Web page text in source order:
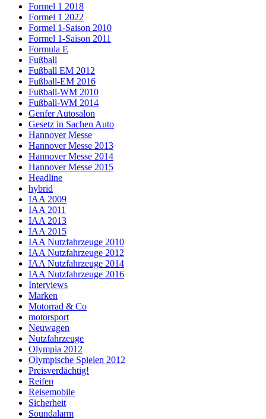
Formel 1 2018
Formel 1 2022
Formel 1-Saison 2010
Formel 1-Saison 2011
Formula E
Fußball
Fußball EM 2012
Fußball-EM 2016
Fußball-WM 2010
Fußball-WM 2014
Genfer Autosalon
Gesetz in Sachen Auto
Hannover Messe
Hannover Messe 2013
Hannover Messe 2014
Hannover Messe 2015
Headline
hybrid
IAA 2009
IAA 2011
IAA 2013
IAA 2015
IAA Nutzfahrzeuge 2010
IAA Nutzfahrzeuge 2012
IAA Nutzfahrzeuge 2014
IAA Nutzfahrzeuge 2016
Interviews
Marken
Motorrad & Co
motorsport
Neuwagen
Nutzfahrzeuge
Olympia 2012
Olympische Spielen 2012
Preisverdächtig!
Reifen
Reisemobile
Sicherheit
Soundalarm